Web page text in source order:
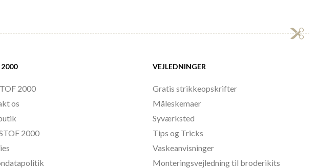
2000
os
2000
VEJLEDNINGER
Gratis strikkeopskrifter
Måleskemaer
Syværksted
Tips og Tricks
Vaskeanvisninger
Monteringsvejledning til broderikits